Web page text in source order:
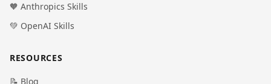
🧡 Anthropics Skills
💚 OpenAI Skills
RESOURCES
📝 Blog